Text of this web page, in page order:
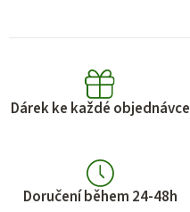
Dárek ke každé objednávce
Doručení během 24-48h